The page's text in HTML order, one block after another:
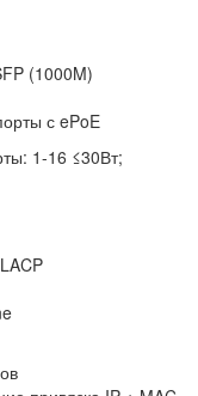
(1000M)
с ePoE
1-16 ≤30Вт;